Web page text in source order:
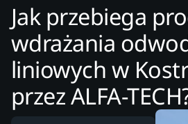
Jak przebiega
wdrażania
liniowych w
przez ALFA-